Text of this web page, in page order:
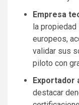
Empresa
la
europeos,
validar sus
piloto con
Exportador
destacar